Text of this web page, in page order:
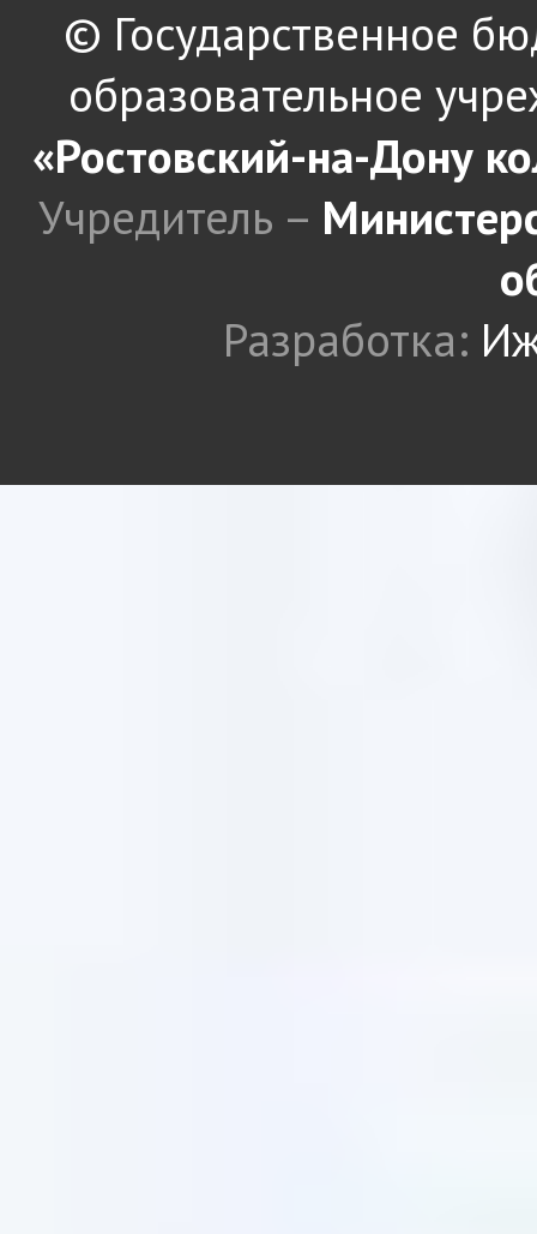
© Государственное
образовательное
«Ростовский-на-Дону
Учредитель –
Разработка: